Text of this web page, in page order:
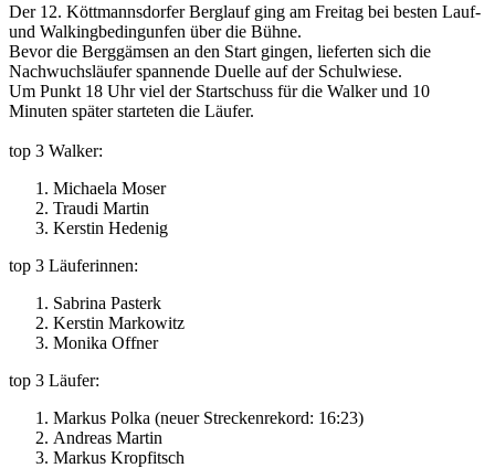
Der 12. Köttmannsdorfer Berglauf ging am Freitag bei besten Lauf-
und Walkingbedingunfen über die Bühne.
Bevor die Berggämsen an den Start gingen, lieferten sich die
Nachwuchsläufer spannende Duelle auf der Schulwiese.
Um Punkt 18 Uhr viel der Startschuss für die Walker und 10
Minuten später starteten die Läufer.
top 3 Walker:
Michaela Moser
Traudi Martin
Kerstin Hedenig
top 3 Läuferinnen:
Sabrina Pasterk
Kerstin Markowitz
Monika Offner
top 3 Läufer:
Markus Polka (neuer Streckenrekord: 16:23)
Andreas Martin
Markus Kropfitsch